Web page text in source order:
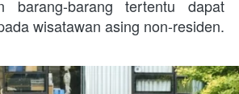
barang-barang tertentu dapat
wisatawan asing non-residen.